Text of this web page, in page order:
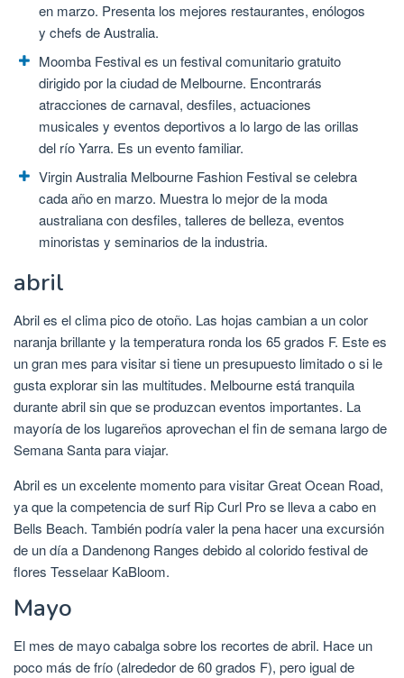
en marzo. Presenta los mejores restaurantes, enólogos
y chefs de Australia.
Moomba Festival es un festival comunitario gratuito
dirigido por la ciudad de Melbourne. Encontrarás
atracciones de carnaval, desfiles, actuaciones
musicales y eventos deportivos a lo largo de las orillas
del río Yarra. Es un evento familiar.
Virgin Australia Melbourne Fashion Festival se celebra
cada año en marzo. Muestra lo mejor de la moda
australiana con desfiles, talleres de belleza, eventos
minoristas y seminarios de la industria.
abril
Abril es el clima pico de otoño. Las hojas cambian a un color
naranja brillante y la temperatura ronda los 65 grados F. Este es
un gran mes para visitar si tiene un presupuesto limitado o si le
gusta explorar sin las multitudes. Melbourne está tranquila
durante abril sin que se produzcan eventos importantes. La
mayoría de los lugareños aprovechan el fin de semana largo de
Semana Santa para viajar.
Abril es un excelente momento para visitar Great Ocean Road,
ya que la competencia de surf Rip Curl Pro se lleva a cabo en
Bells Beach. También podría valer la pena hacer una excursión
de un día a Dandenong Ranges debido al colorido festival de
flores Tesselaar KaBloom.
Mayo
El mes de mayo cabalga sobre los recortes de abril. Hace un
poco más de frío (alrededor de 60 grados F), pero igual de